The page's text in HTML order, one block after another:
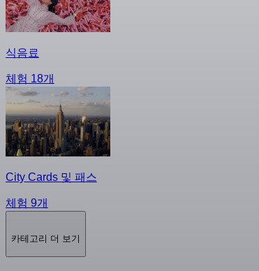
식음료
체험 18개
City Cards 및 패스
체험 9개
카테고리 더 보기